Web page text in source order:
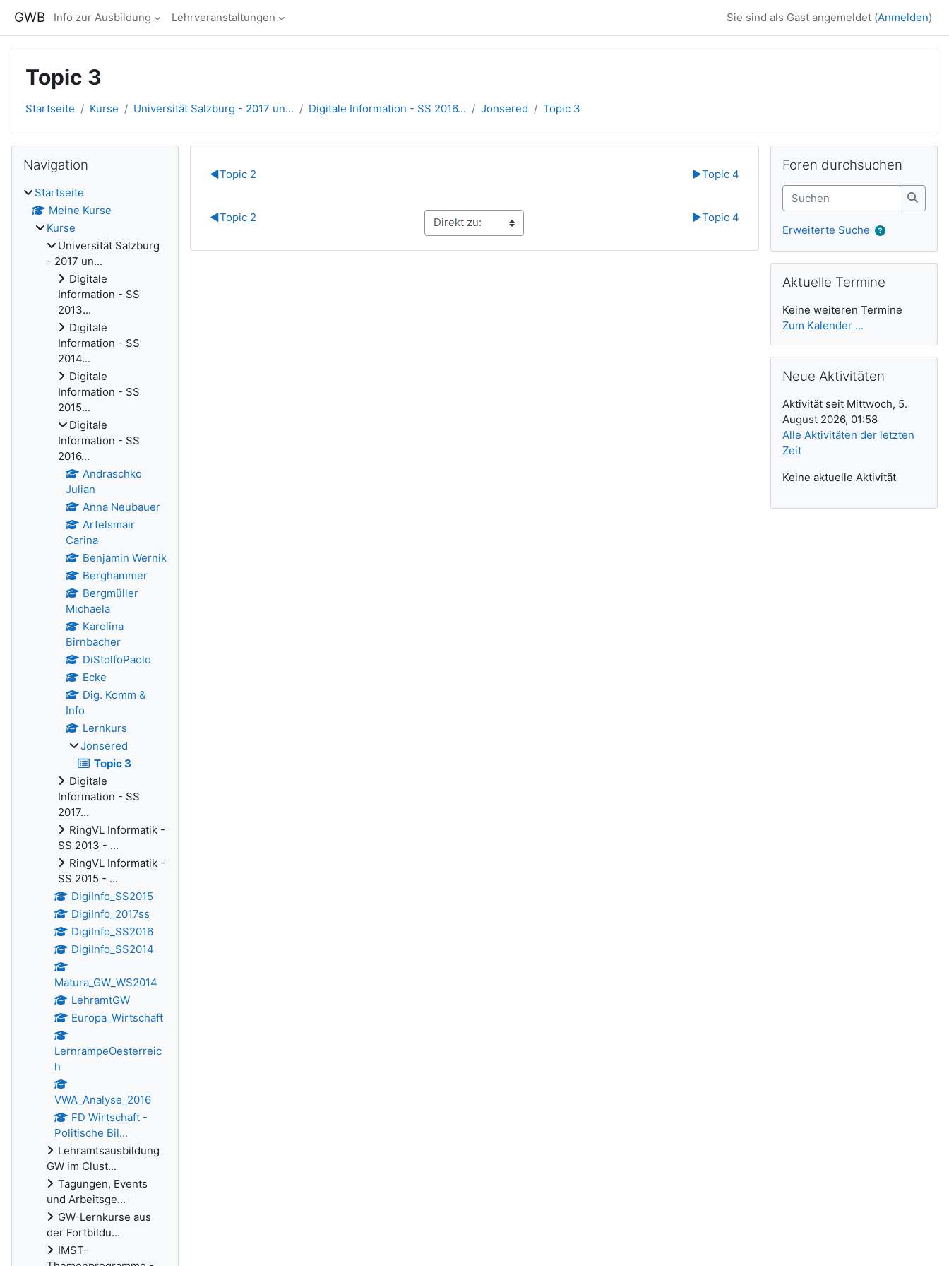
GWB Info zur Ausbildung Lehrveranstaltungen Sie sind als Gast angemeldet (Anmelden)
Topic 3
Startseite Kurse Universität Salzburg - 2017 un... Digitale Information - SS 2016... Jonsered Topic 3
Abschnittsübersicht
◀︎Topic 2 ▶︎Topic 4
◀︎Topic 2 ▶︎Topic 4
Blöcke
Navigation
Startseite
Meine Kurse
Kurse
Universität Salzburg
- 2017 un...
Digitale
Information - SS
2013...
Digitale
Information - SS
2014...
Digitale
Information - SS
2015...
Digitale
Information - SS
2016...
Andraschko
Julian
Anna Neubauer
Artelsmair
Carina
Benjamin Wernik
Berghammer
Bergmüller
Michaela
Karolina
Birnbacher
DiStolfoPaolo
Ecke
Dig. Komm &
Info
Lernkurs
Jonsered
Topic 3
Digitale
Information - SS
2017...
RingVL Informatik -
SS 2013 - ...
RingVL Informatik -
SS 2015 - ...
DigiInfo_SS2015
DigiInfo_2017ss
DigiInfo_SS2016
DigiInfo_SS2014
Matura_GW_WS2014
LehramtGW
Europa_Wirtschaft
LernrampeOesterreic
h
VWA_Analyse_2016
FD Wirtschaft -
Politische Bil...
Lehramtsausbildung
GW im Clust...
Tagungen, Events
und Arbeitsge...
GW-Lernkurse aus
der Fortbildu...
IMST-
Foren durchsuchen
Suchen
Erweiterte Suche
Aktuelle Termine
Keine weiteren Termine
Zum Kalender ...
Neue Aktivitäten
Aktivität seit Mittwoch, 5.
August 2026, 01:58
Alle Aktivitäten der letzten
Zeit
Keine aktuelle Aktivität